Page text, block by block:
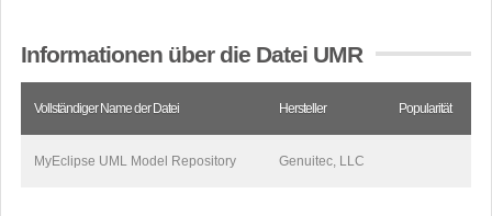
Informationen über die Datei UMR
Vollständiger Name der Datei Hersteller Popularität
MyEclipse UML Model Repository Genuitec, LLC